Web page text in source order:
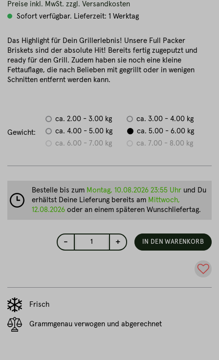
Preise inkl. MwSt. zzgl. Versandkosten
Sofort verfügbar. Lieferzeit: 1 Werktag
Das Highlight für Dein Grillerlebnis! Unsere Full Packer
Briskets sind der absolute Hit! Bereits fertig zugeputzt und
ready für den Grill. Zudem haben sie noch eine kleine
Fettauflage, die nach Belieben mit gegrillt oder in wenigen
Schnitten entfernt werden kann.
Gewicht:
ca. 2.00 - 3.00 kg
ca. 3.00 - 4.00 kg
ca. 4.00 - 5.00 kg
ca. 5.00 - 6.00 kg
ca. 6.00 - 7.00 kg
ca. 7.00 - 8.00 kg
- 1 + IN DEN WARENKORB
Frisch
Grammgenau verwogen und abgerechnet
Bestelle bis zum Montag, 10.08.2026 23:55 Uhr und Du
erhältst Deine Lieferung bereits am Mittwoch,
12.08.2026 oder an einem späteren Wunschliefertag.